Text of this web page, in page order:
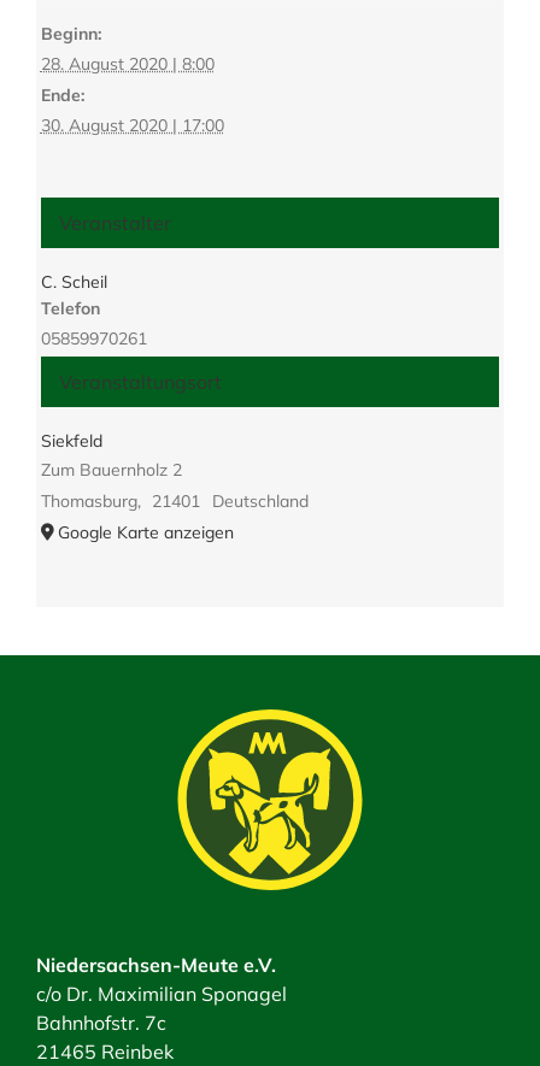
Beginn:
28. August 2020 | 8:00
Ende:
30. August 2020 | 17:00
Veranstaltungsort
Siekfeld
Zum Bauernholz 2
Thomasburg, 21401
Deutschland
Google Karte anzeigen
Veranstalter
C. Scheil
Telefon
05859970261
Niedersachsen-Meute e.V.
c/o Dr. Maximilian Sponagel
Bahnhofstr. 7c
21465 Reinbek